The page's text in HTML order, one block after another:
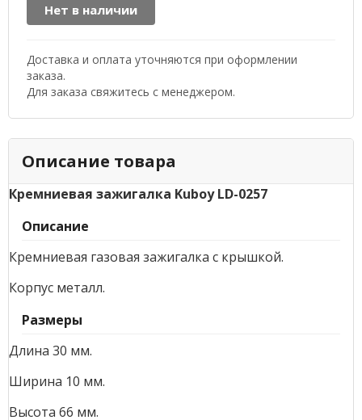
Нет в наличии
Доставка и оплата уточняются при оформлении
заказа.
Для заказа свяжитесь с менеджером.
Описание товара
Кремниевая зажигалка Kuboy LD-0257
Описание
Кремниевая газовая зажигалка с крышкой.
Корпус металл.
Размеры
Длина 30 мм.
Ширина 10 мм.
Высота 66 мм.